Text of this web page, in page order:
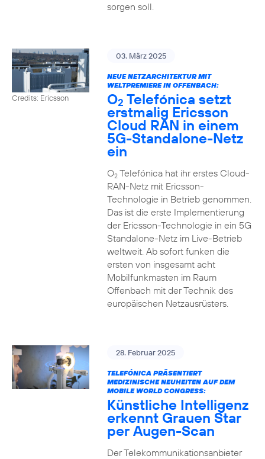
sorgen soll.
Credits: Ericsson
03. März 2025
NEUE NETZARCHITEKTUR MIT
WELTPREMIERE IN OFFENBACH:
O2 Telefónica setzt
erstmalig Ericsson
Cloud RAN in einem
5G-Standalone-Netz
ein
O2Telefónica hat ihr erstes Cloud-
RAN-Netz mit Ericsson-
Technologie in Betrieb genommen.
Das ist die erste Implementierung
der Ericsson-Technologie in ein 5G
Standalone-Netz im Live-Betrieb
weltweit. Ab sofort funken die
ersten von insgesamt acht
Mobilfunkmasten im Raum
Offenbach mit der Technik des
europäischen Netzausrüsters.
28. Februar 2025
TELEFÓNICA PRÄSENTIERT
MEDIZINISCHE NEUHEITEN AUF DEM
MOBILE WORLD CONGRESS:
Künstliche Intelligenz
erkennt Grauen Star
per Augen-Scan
Der Telekommunikationsanbieter